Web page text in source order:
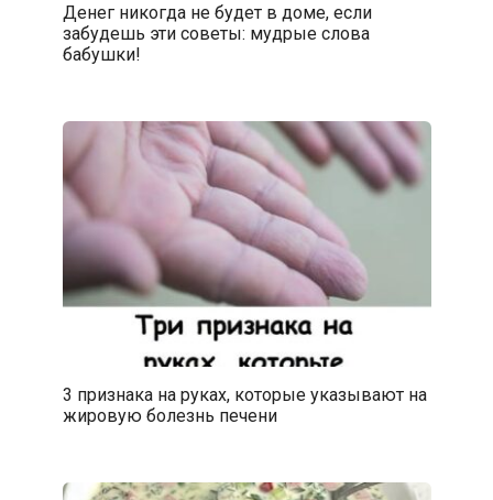
Денег никогда не будет в доме, если
забудешь эти советы: мудрые слова
бабушки!
3 признака на руках, которые указывают на
жировую болезнь печени